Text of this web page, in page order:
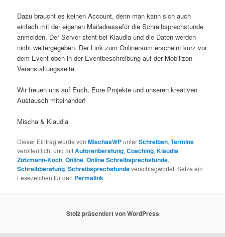
Dazu braucht es keinen Account, denn man kann sich auch
einfach mit der eigenen Mailadressefür die Schreibsprechstunde
anmelden. Der Server steht bei Klaudia und die Daten werden
nicht weitergegeben. Der Link zum Onlineraum erscheint kurz vor
dem Event oben in der Eventbeschreibung auf der Mobilizon-
Veranstaltungsseite.
Wir freuen uns auf Euch, Eure Projekte und unseren kreativen
Austausch miteinander!
Mischa & Klaudia
Dieser Eintrag wurde vonMischasWPunterSchreiben,Termine
veröffentlicht und mitAutorenberatung,Coaching,Klaudia
Zotzmann-Koch,Online,Online Schreibsprechstunde,
Schreibberatung,Schreibsprechstundeverschlagwortet. Setze ein
Lesezeichen für den Permalink.
Stolz präsentiert von WordPress